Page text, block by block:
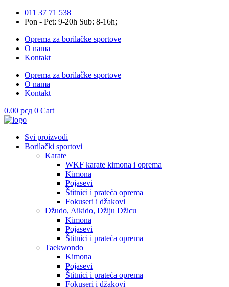
Skip
011 37 71 538
Pon - Pet: 9-20h Sub: 8-16h;
Oprema za borilačke sportove
O nama
Kontakt
Oprema za borilačke sportove
O nama
Kontakt
0.00 рсд 0 Cart
Svi proizvodi
Borilački sportovi
Karate
WKF karate kimona i oprema
Kimona
Pojasevi
Štitnici i prateća oprema
Fokuseri i džakovi
Džudo, Aikido, Džiju Džicu
Kimona
Pojasevi
Štitnici i prateća oprema
Taekwondo
Kimona
Pojasevi
Štitnici i prateća oprema
Fokuseri i džakovi